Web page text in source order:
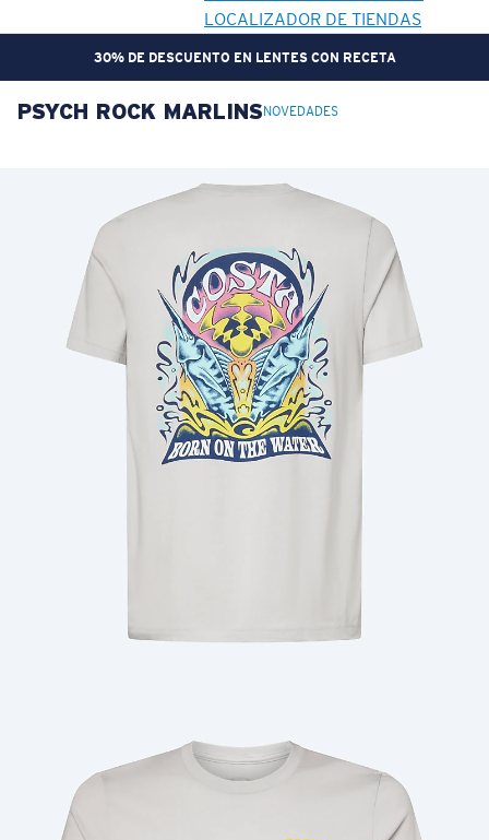
LOCALIZADOR DE TIENDAS
30% DE DESCUENTO EN LENTES CON RECETA
OBJETIVO ACTUALIZADO¡AGREGADO AL CARRITO!
Precio:
Cantidad:
Precio: Sin cargo
Cantidad:
PSYCH ROCK MARLINS NOVEDADES